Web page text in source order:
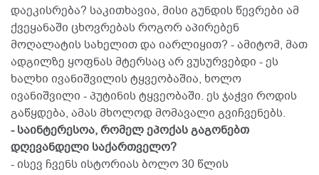
დაეკისრება? საკითხავია, მისი გუნდის წევრები ამ
ქვეყანაში ცხოვრებას როგორ აპირებენ
მოღალატის სახელით და იარლიყით? - ამიტომ, მათ
ადგილზე ყოფნას მტერსაც არ ვუსურვებდი - ეს
ხალხი ივანიშვილის ტყვეობაშია, ხოლო
ივანიშვილი - პუტინის ტყვეობაში. ეს ჯაჭვი როდის
გაწყდება, ამას მხოლოდ მომავალი გვიჩვენებს.
- საინტერესოა, რომელ ეპოქას გაგონებთ
დღევანდელი საქართველო?
- ისევ ჩვენს ისტორიას ბოლო 30 წლის